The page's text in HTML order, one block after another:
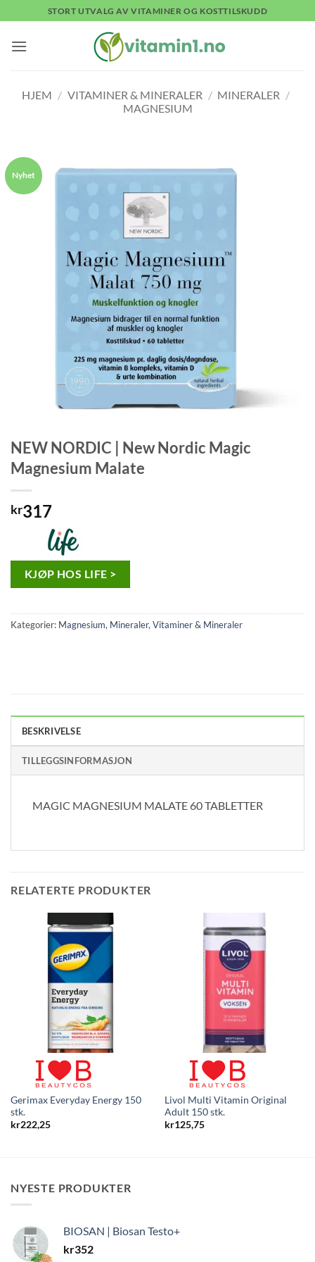
to
content
STORT UTVALG AV VITAMINER OG KOSTTILSKUDD
HJEM / VITAMINER & MINERALER / MINERALER /
MAGNESIUM
NEW NORDIC | New Nordic Magic
Magnesium Malate
kr317
KJØP HOS LIFE >
Kategorier: Magnesium, Mineraler,Vitaminer & Mineraler
BESKRIVELSE
TILLEGGSINFORMASJON
MAGIC MAGNESIUM MALATE 60 TABLETTER
RELATERTE PRODUKTER
Gerimax Everyday Energy 150
stk.
kr222,25
Livol Multi Vitamin Original
Adult 150 stk.
kr125,75
NYESTE PRODUKTER
BIOSAN | Biosan Testo+
kr352